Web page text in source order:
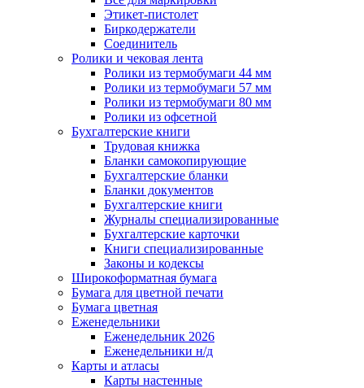
Этикет-пистолет
Биркодержатели
Соединитель
Ролики и чековая лента
Ролики из термобумаги 44 мм
Ролики из термобумаги 57 мм
Ролики из термобумаги 80 мм
Ролики из офсетной
Бухгалтерские книги
Трудовая книжка
Бланки самокопирующие
Бухгалтерские бланки
Бланки документов
Бухгалтерские книги
Журналы специализированные
Бухгалтерские карточки
Книги специализированные
Законы и кодексы
Широкоформатная бумага
Бумага для цветной печати
Бумага цветная
Еженедельники
Еженедельник 2026
Еженедельники н/д
Карты и атласы
Карты настенные